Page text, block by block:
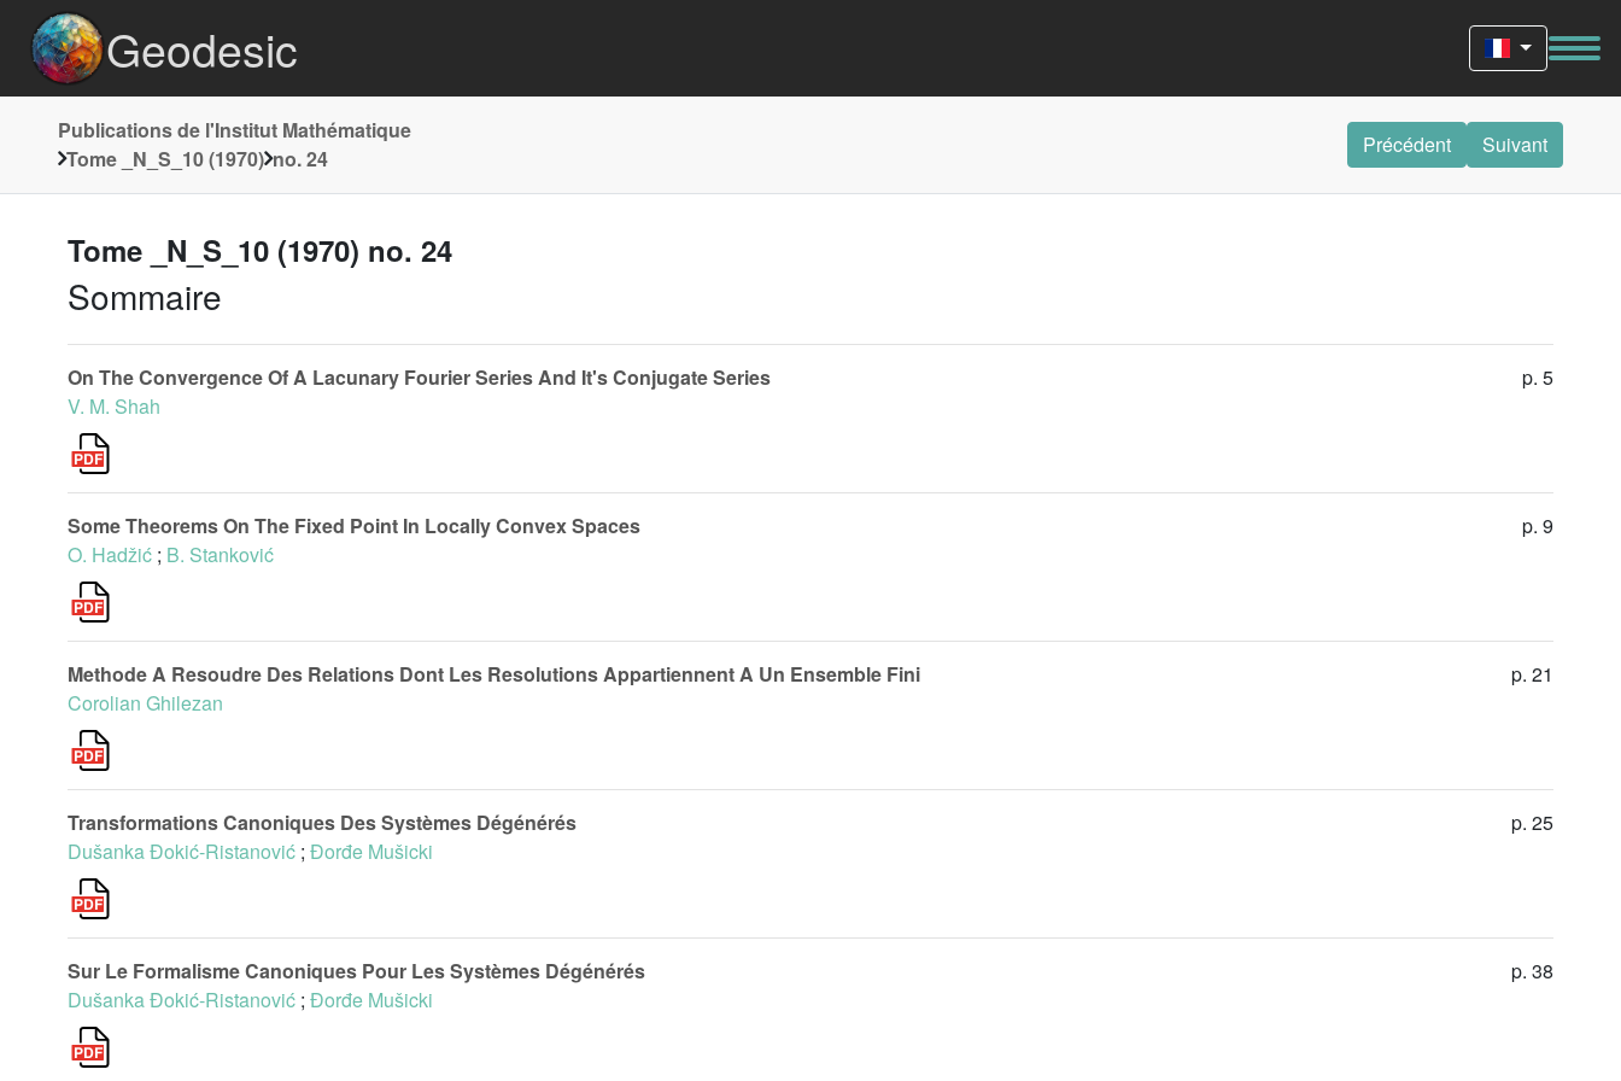
Geodesic
Publications de l'Institut Mathématique
Tome _N_S_10 (1970) no. 24
Précédent Suivant
Tome _N_S_10 (1970) no. 24
Sommaire
On The Convergence Of A Lacunary Fourier Series And It's Conjugate Series
V. M. Shah
p. 5
Some Theorems On The Fixed Point In Locally Convex Spaces
O. Hadžić ; B. Stanković
p. 9
Methode A Resoudre Des Relations Dont Les Resolutions Appartiennent A Un Ensemble Fini
Corolian Ghilezan
p. 21
Transformations Canoniques Des Systèmes Dégénérés
Dušanka Đokić-Ristanović ; Đorđe Mušicki
p. 25
Sur Le Formalisme Canoniques Pour Les Systèmes Dégénérés
Dušanka Đokić-Ristanović ; Đorđe Mušicki
p. 38